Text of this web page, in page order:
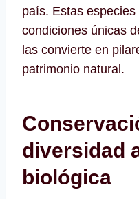
país. Estas
condiciones únicas
las convierte en
patrimonio natural.
diversidad
biológica